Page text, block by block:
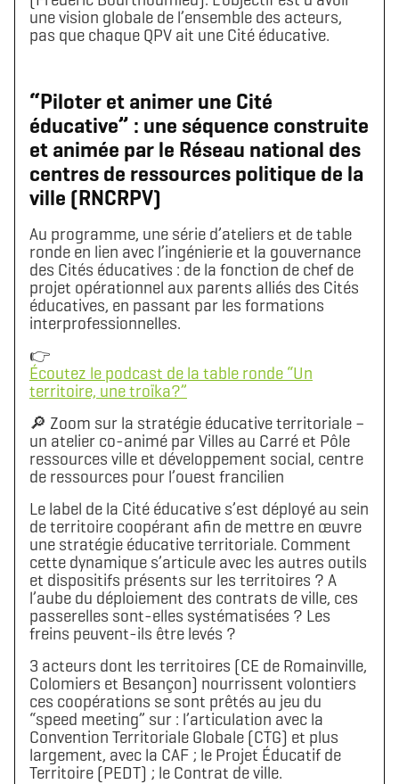
Télécharger le logo
(format .svg)
Télécharger le dossier d'identité complet
(format .zip)
une vision globale de l’ensemble des acteurs,
pas que chaque QPV ait une Cité éducative.
“Piloter et animer une Cité
éducative” : une séquence construite
et animée par le Réseau national des
centres de ressources politique de la
ville (RNCRPV)
Au programme, une série d’ateliers et de table
ronde en lien avec l’ingénierie et la gouvernance
des Cités éducatives : de la fonction de chef de
projet opérationnel aux parents alliés des Cités
éducatives, en passant par les formations
interprofessionnelles.
👉
Écoutez le podcast de la table ronde “Un
territoire, une troïka?”
🔎 Zoom sur la stratégie éducative territoriale –
un atelier co-animé par Villes au Carré et Pôle
ressources ville et développement social, centre
de ressources pour l’ouest francilien
Le label de la Cité éducative s’est déployé au sein
de territoire coopérant afin de mettre en œuvre
une stratégie éducative territoriale. Comment
cette dynamique s’articule avec les autres outils
et dispositifs présents sur les territoires ? A
l’aube du déploiement des contrats de ville, ces
passerelles sont-elles systématisées ? Les
freins peuvent-ils être levés ?
3 acteurs dont les territoires (CE de Romainville,
Colomiers et Besançon) nourrissent volontiers
ces coopérations se sont prêtés au jeu du
“speed meeting” sur : l’articulation avec la
Convention Territoriale Globale (CTG) et plus
largement, avec la CAF ; le Projet Éducatif de
Territoire (PEDT) ; le Contrat de ville.